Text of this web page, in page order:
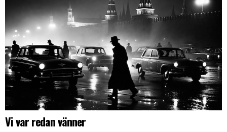
Vi var redan vänner